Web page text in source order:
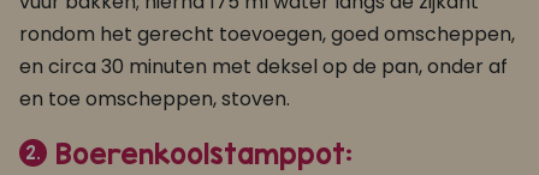
rondom het gerecht toevoegen, goed omscheppen,
en circa 30 minuten met deksel op de pan, onder af
en toe omscheppen, stoven.
2. Boerenkoolstamppot: